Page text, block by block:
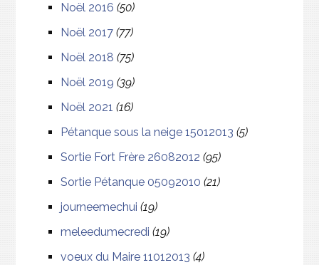
Noël 2016 (50)
Noël 2017 (77)
Noël 2018 (75)
Noël 2019 (39)
Noël 2021 (16)
Pétanque sous la neige 15012013 (5)
Sortie Fort Frère 26082012 (95)
Sortie Pétanque 05092010 (21)
journeemechui (19)
meleedumecredi (19)
voeux du Maire 11012013 (4)